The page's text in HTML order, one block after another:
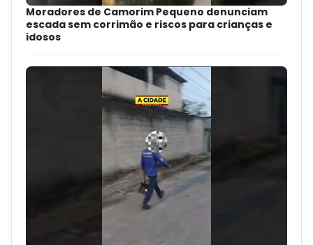
Moradores de Camorim Pequeno denunciam
escada sem corrimão e riscos para crianças e
idosos